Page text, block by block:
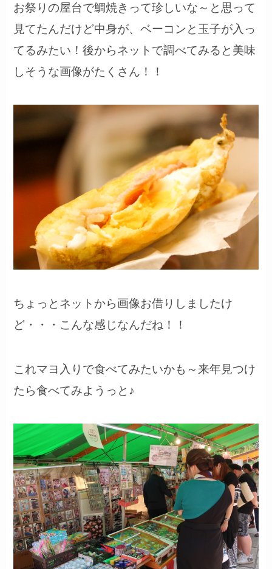
お祭りの屋台で鯛焼きって珍しいな～と思って
見てたんだけど中身が、ベーコンと玉子が入っ
てるみたい！後からネットで調べてみると美味
しそうな画像がたくさん！！
ちょっとネットから画像お借りしましたけ
ど・・・こんな感じなんだね！！
これマヨ入りで食べてみたいかも～来年見つけ
たら食べてみようっと♪